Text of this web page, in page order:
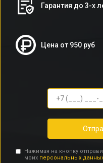
Гарантия до 3-х
Цена от 950 руб
Нажимая на кнопку
моих персональных